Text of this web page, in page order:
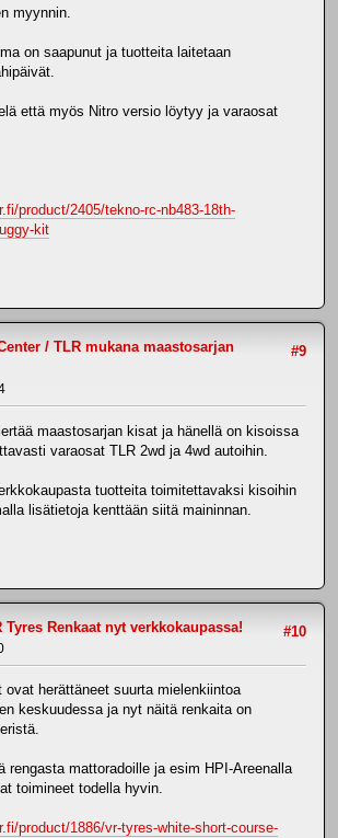
myynnin.
on saapunut ja tuotteita laitetaan
että myös Nitro versio löytyy ja varaosat
product/2405/tekno-rc-nb483-18th-
kit
#9
/ TLR mukana maastosarjan
maastosarjan kisat ja hänellä on kisoissa
varaosat TLR 2wd ja 4wd autoihin.
tuotteita toimitettavaksi kisoihin
lisätietoja kenttään siitä maininnan.
#10
Tyres Renkaat nyt verkkokaupassa!
ovat herättäneet suurta mielenkiintoa
keskuudessa ja nyt näitä renkaita on
rengasta mattoradoille ja esim HPI-Areenalla
toimineet todella hyvin.
product/1886/vr-tyres-white-short-course-